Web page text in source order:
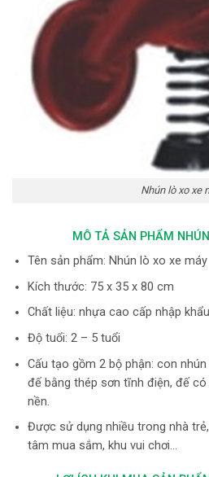
Nhún lò xo xe
MÔ TẢ SẢN PHẨM
Tên sản phẩm: Nhún lò xo xe máy
Kích thước: 75 x 35 x 80 cm
Chất liệu: nhựa cao cấp nhập khẩu
Độ tuổi: 2 – 5 tuổi
Cấu tạo gồm 2 bộ phận: con
đế bằng thép sơn tĩnh điện, đế
nền.
Được sử dụng nhiều trong nhà
tâm mua sắm, khu vui chơi…